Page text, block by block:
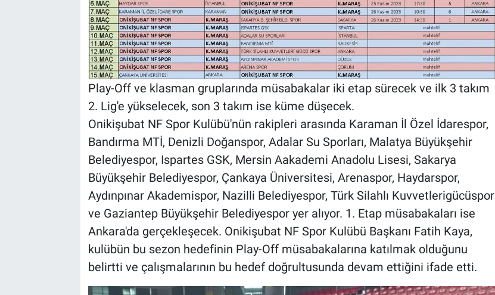
Play-Off ve klasman gruplarında müsabakalar iki etap sürecek ve ilk 3 takım
2. Lig'e yükselecek, son 3 takım ise küme düşecek.
Onikişubat NF Spor Kulübü'nün rakipleri arasında Karaman İl Özel İdarespor,
Bandırma MTİ, Denizli Doğanspor, Adalar Su Sporları, Malatya Büyükşehir
Belediyespor, Ispartes GSK, Mersin Aakademi Anadolu Lisesi, Sakarya
Büyükşehir Belediyespor, Çankaya Üniversitesi, Arenaspor, Haydarspor,
Aydınpınar Akademispor, Nazilli Belediyespor, Türk Silahlı Kuvvetlerigücüspor
ve Gaziantep Büyükşehir Belediyespor yer alıyor. 1. Etap müsabakaları ise
Ankara'da gerçekleşecek. Onikişubat NF Spor Kulübü Başkanı Fatih Kaya,
kulübün bu sezon hedefinin Play-Off müsabakalarına katılmak olduğunu
belirtti ve çalışmalarının bu hedef doğrultusunda devam ettiğini ifade etti.